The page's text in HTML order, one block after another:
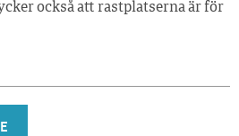
också att rastplatserna är för